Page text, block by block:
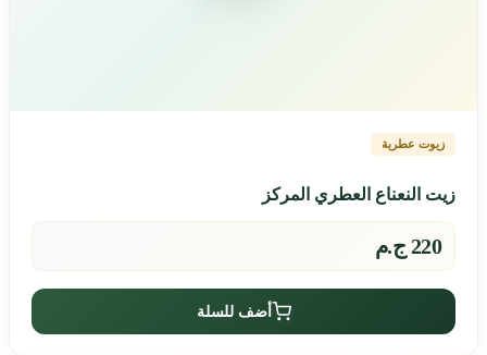
زيوت عطرية
زيت النعناع العطري المركز
220 ج.م
أضف للسلة